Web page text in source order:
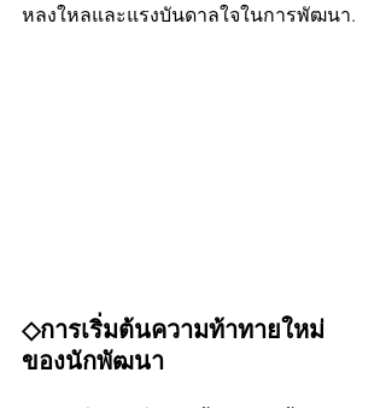
หลงใหลและแรงบันดาลใจในการพัฒนา.
◇การเริ่มต้นความท้าทายใหม่
ของนักพัฒนา